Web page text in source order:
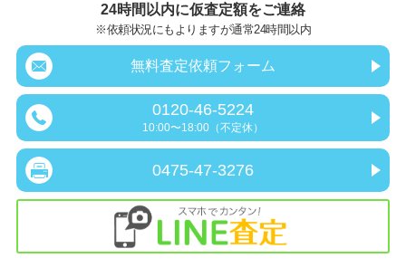
24時間以内に仮査定額をご連絡
※依頼状況にもよりますが通常24時間以内
無料査定依頼フォーム
0120-46-5224
10:00〜18:00（不定休）
0475-47-3276